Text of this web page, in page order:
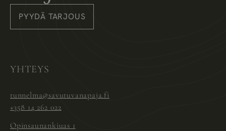
PYYDÄ TARJOUS
YHTEYS
tunnelma@savutuvanapaja.fi
+358 14 262 022
Opinsaunankiuas 1